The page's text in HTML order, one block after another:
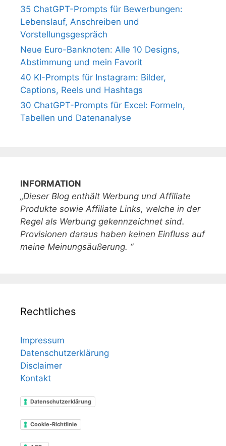
35 ChatGPT-Prompts für Bewerbungen:
Lebenslauf, Anschreiben und
Vorstellungsgespräch
Neue Euro-Banknoten: Alle 10 Designs,
Abstimmung und mein Favorit
40 KI-Prompts für Instagram: Bilder,
Captions, Reels und Hashtags
30 ChatGPT-Prompts für Excel: Formeln,
Tabellen und Datenanalyse
INFORMATION
„Dieser Blog enthält Werbung und Affiliate
Produkte sowie Affiliate Links, welche in der
Regel als Werbung gekennzeichnet sind.
Provisionen daraus haben keinen Einfluss auf
meine Meinungsäußerung. “
Rechtliches
Impressum
Datenschutzerklärung
Disclaimer
Kontakt
Datenschutzerklärung
Cookie-Richtlinie